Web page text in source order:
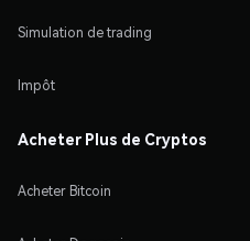
Simulation de trading
Impôt
Acheter Plus de Cryptos
Acheter Bitcoin